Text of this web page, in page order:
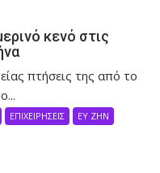
κενό στις
πτήσεις της από το
ΕΠΙΧΕΙΡΗΣΕΙΣ ΕΥ ΖΗΝ